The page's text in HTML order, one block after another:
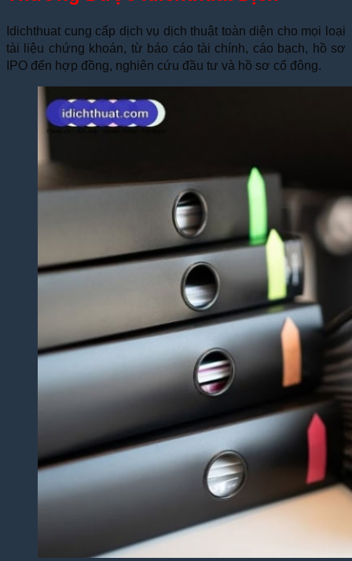
Idichthuat cung cấp dịch vụ dịch thuật toàn diện cho mọi loại
tài liệu chứng khoán, từ báo cáo tài chính, cáo bạch, hồ sơ
IPO đến hợp đồng, nghiên cứu đầu tư và hồ sơ cổ đông.